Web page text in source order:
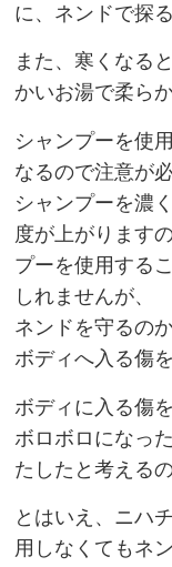
に、ネンドで探
また、寒くなる
かいお湯で柔ら
シャンプーを使
なるので注意が
シャンプーを濃
度が上がります
プーを使用する
しれませんが、
ネンドを守るの
ボディへ入る傷
ボディに入る傷
ボロボロになっ
たしたと考える
とはいえ、 ニハ
用しなくてもネ